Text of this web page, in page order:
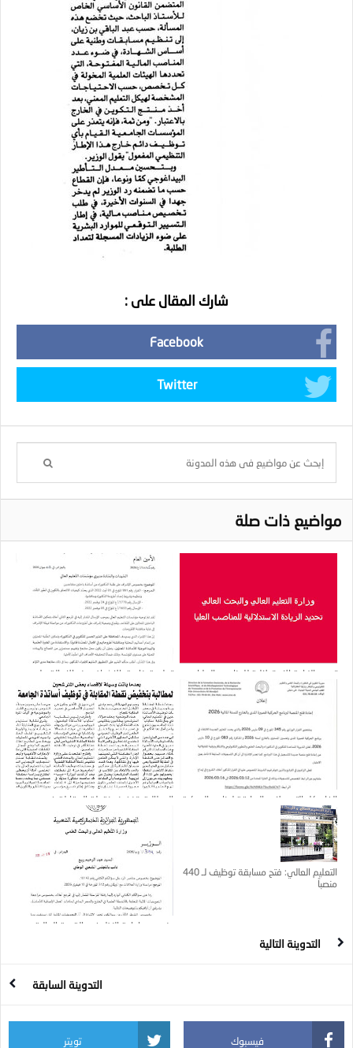
شارك المقال على :
Facebook
Twitter
مواضيع ذات صلة
تحديد الزيادة الاستدلالية للمناصب العليا
تعليمة خاصة بالإشراف عند الإحالة على
إلغاء كل التسجيلات السابقة لبرنامج الحركية
قصيرة المدى بالخارج للسنة المالية 2026
المطالبة بتخفيض نقطة المقابلة في
توظيف أساتذة الجامعة
التعليم العالي: فتح مسابقة توظيف لـ 440
منصباً
بخصوص إعادة النظر في القيمة المالية
التدوينة التالية
التدوينة السابقة
فيسبوك تويتر